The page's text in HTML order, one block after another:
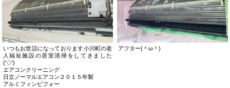
いつもお世話になっております小川町の老
人福祉施設の居室清掃をしてきました
('◇')ゞ
エアコンクリーニング
日立ノーマルエアコン２０１５年製
アルミフィンビフォー
アフター(＾ω＾)